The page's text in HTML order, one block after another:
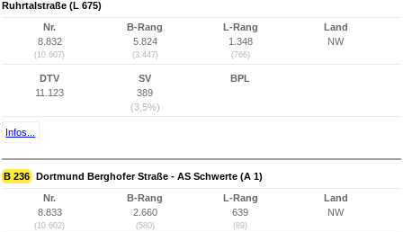
Ruhrtalstraße (L 675)
Nr.
8.832
(10.607)
B-Rang
5.824
(3.447)
L-Rang
1.348
(766)
Land
NW
DTV
11.123
SV
389
(3,5%)
BPL
Infos...
B 236 Dortmund Berghofer Straße - AS Schwerte (A 1)
Nr.
8.833
(10.602)
B-Rang
2.660
(580)
L-Rang
639
(89)
Land
NW